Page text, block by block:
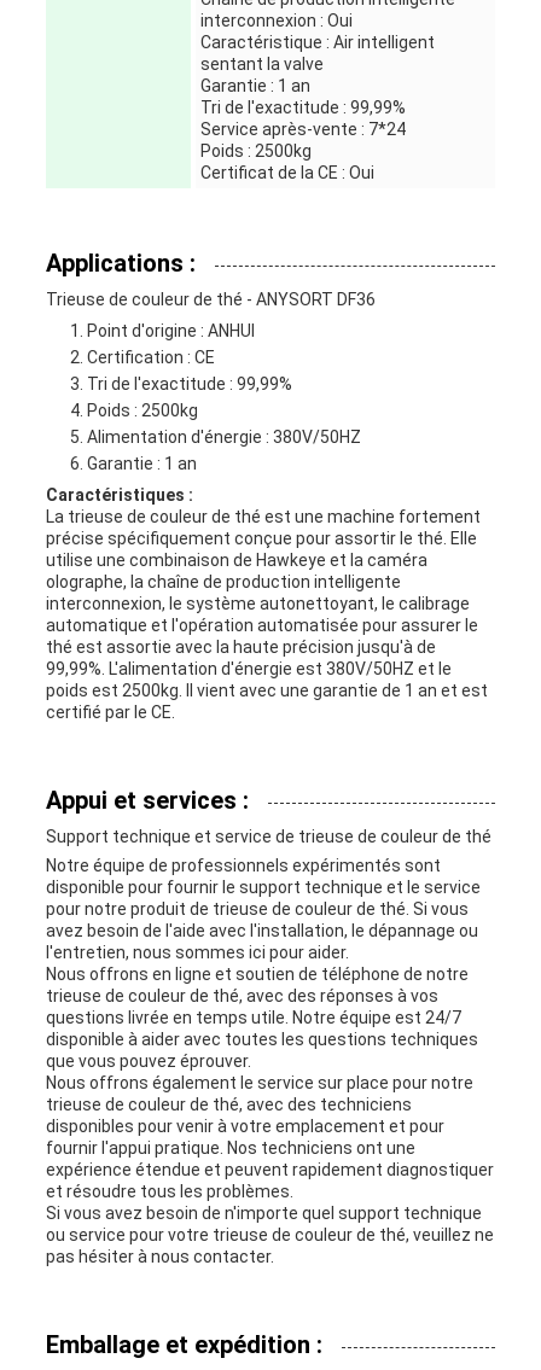
interconnexion : Oui
Caractéristique : Air intelligent
sentant la valve
Garantie : 1 an
Tri de l'exactitude : 99,99%
Service après-vente : 7*24
Poids : 2500kg
Certificat de la CE : Oui
Applications :
Trieuse de couleur de thé - ANYSORT DF36
Point d'origine : ANHUI
Certification : CE
Tri de l'exactitude : 99,99%
Poids : 2500kg
Alimentation d'énergie : 380V/50HZ
Garantie : 1 an
Caractéristiques :
La trieuse de couleur de thé est une machine fortement
précise spécifiquement conçue pour assortir le thé. Elle
utilise une combinaison de Hawkeye et la caméra
olographe, la chaîne de production intelligente
interconnexion, le système autonettoyant, le calibrage
automatique et l'opération automatisée pour assurer le
thé est assortie avec la haute précision jusqu'à de
99,99%. L'alimentation d'énergie est 380V/50HZ et le
poids est 2500kg. Il vient avec une garantie de 1 an et est
certifié par le CE.
Appui et services :
Support technique et service de trieuse de couleur de thé
Notre équipe de professionnels expérimentés sont
disponible pour fournir le support technique et le service
pour notre produit de trieuse de couleur de thé. Si vous
avez besoin de l'aide avec l'installation, le dépannage ou
l'entretien, nous sommes ici pour aider.
Nous offrons en ligne et soutien de téléphone de notre
trieuse de couleur de thé, avec des réponses à vos
questions livrée en temps utile. Notre équipe est 24/7
disponible à aider avec toutes les questions techniques
que vous pouvez éprouver.
Nous offrons également le service sur place pour notre
trieuse de couleur de thé, avec des techniciens
disponibles pour venir à votre emplacement et pour
fournir l'appui pratique. Nos techniciens ont une
expérience étendue et peuvent rapidement diagnostiquer
et résoudre tous les problèmes.
Si vous avez besoin de n'importe quel support technique
ou service pour votre trieuse de couleur de thé, veuillez ne
pas hésiter à nous contacter.
Emballage et expédition :